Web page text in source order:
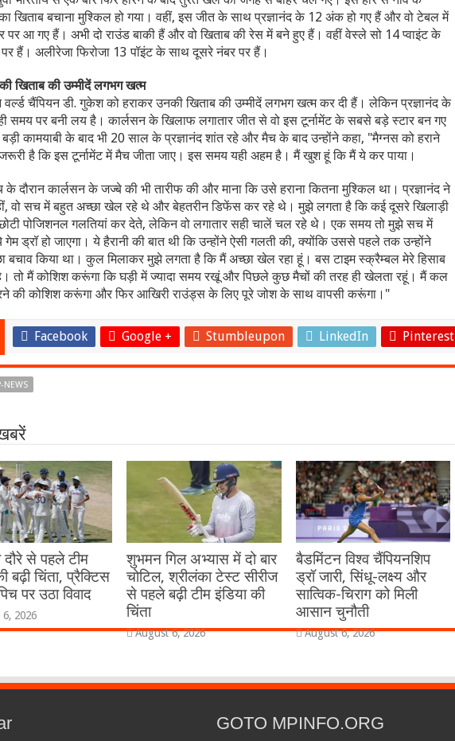
खिताब बचाना मुश्किल हो गया। वहीं, इस जीत के साथ प्रज्ञानंद के 12 अंक हो गए हैं और वो टेबल में
पर आ गए हैं। अभी दो राउंड बाकी हैं और वो खिताब की रेस में बने हुए हैं। वहीं वेस्ले सो 14 प्वाइंट के
हैं। अलीरेजा फिरोजा 13 पॉइंट के साथ दूसरे नंबर पर हैं।
खिताब की उम्मीदें लगभग खत्म
वर्ल्ड चैंपियन डी. गुकेश को हराकर उनकी खिताब की उम्मीदें लगभग खत्म कर दी हैं। लेकिन प्रज्ञानंद के
समय पर बनी लय है। कार्लसन के खिलाफ लगातार जीत से वो इस टूर्नामेंट के सबसे बड़े स्टार बन गए
कामयाबी के बाद भी 20 साल के प्रज्ञानंद शांत रहे और मैच के बाद उन्होंने कहा, "मैग्नस को हराने
है कि इस टूर्नामेंट में मैच जीता जाए। इस समय यही अहम है। मैं खुश हूं कि मैं ये कर पाया।
के दौरान कार्लसन के जज्बे की भी तारीफ की और माना कि उसे हराना कितना मुश्किल था। प्रज्ञानंद ने
वो सच में बहुत अच्छा खेल रहे थे और बेहतरीन डिफेंस कर रहे थे। मुझे लगता है कि कई दूसरे खिलाड़ी
पोजिशनल गलतियां कर देते, लेकिन वो लगातार सही चालें चल रहे थे। एक समय तो मुझे सच में
गेम ड्रॉ हो जाएगा। ये हैरानी की बात थी कि उन्होंने ऐसी गलती की, क्योंकि उससे पहले तक उन्होंने
बचाव किया था। कुल मिलाकर मुझे लगता है कि मैं अच्छा खेल रहा हूं। बस टाइम स्क्रैम्बल मेरे हिसाब
तो मैं कोशिश करूंगा कि घड़ी में ज्यादा समय रखूं और पिछले कुछ मैचों की तरह ही खेलता रहूं। मैं कल
की कोशिश करूंगा और फिर आखिरी राउंड्स के लिए पूरे जोश के साथ वापसी करूंगा।"
Facebook Google + Stumbleupon LinkedIn Pinterest
NEWS
दौरे से पहले टीम
बढ़ी चिंता, प्रैक्टिस
पर उठा विवाद
2026
शुभमन गिल अभ्यास में दो बार
चोटिल, श्रीलंका टेस्ट सीरीज
से पहले बढ़ी टीम इंडिया की
चिंता
August 6, 2026
बैडमिंटन विश्व चैंपियनशिप
ड्रॉ जारी, सिंधू-लक्ष्य और
सात्विक-चिराग को मिली
आसान चुनौती
August 6, 2026
GOTO MPINFO.ORG